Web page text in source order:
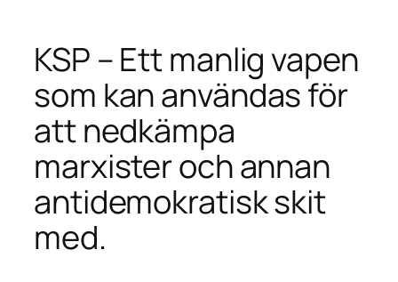
KSP – Ett manlig vapen
som kan användas för
att nedkämpa
marxister och annan
antidemokratisk skit
med.